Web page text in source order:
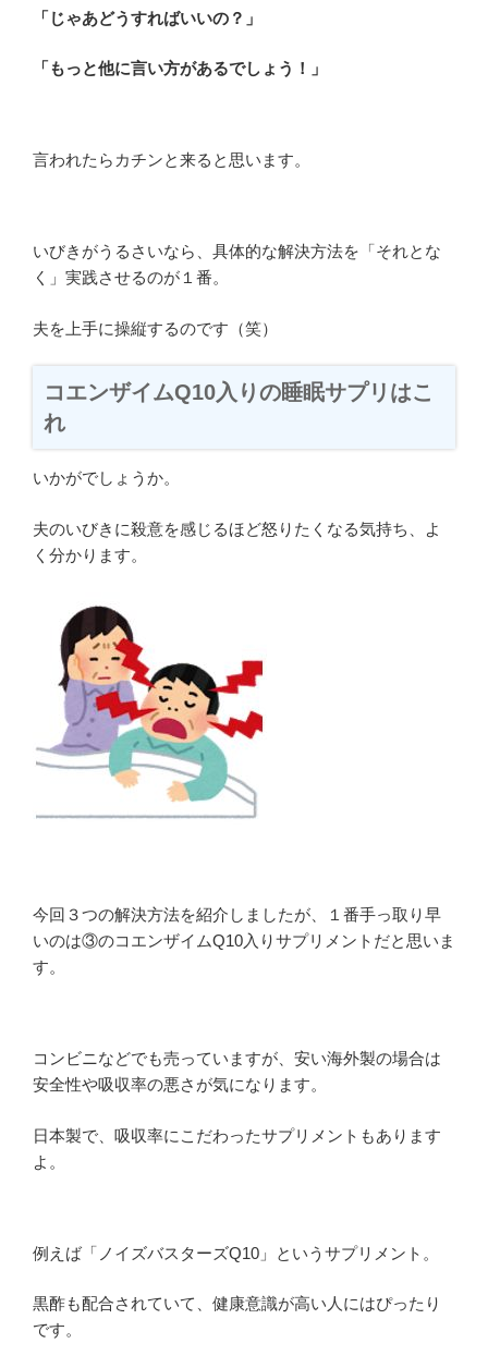
「じゃあどうすればいいの？」
「もっと他に言い方があるでしょう！」
言われたらカチンと来ると思います。
いびきがうるさいなら、具体的な解決方法を「それとな
く」実践させるのが１番。
夫を上手に操縦するのです（笑）
コエンザイムQ10入りの睡眠サプリはこ
れ
いかがでしょうか。
夫のいびきに殺意を感じるほど怒りたくなる気持ち、よ
く分かります。
今回３つの解決方法を紹介しましたが、１番手っ取り早
いのは③のコエンザイムQ10入りサプリメントだと思いま
す。
コンビニなどでも売っていますが、安い海外製の場合は
安全性や吸収率の悪さが気になります。
日本製で、吸収率にこだわったサプリメントもあります
よ。
例えば「ノイズバスターズQ10」というサプリメント。
黒酢も配合されていて、健康意識が高い人にはぴったり
です。